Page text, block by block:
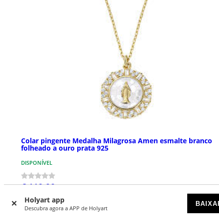
Holyart app
Descubra agora a APP de Holyart
Colar pingente Medalha Milagrosa Amen esmalte branco
folheado a ouro prata 925
DISPONÍVEL
€ 119,90